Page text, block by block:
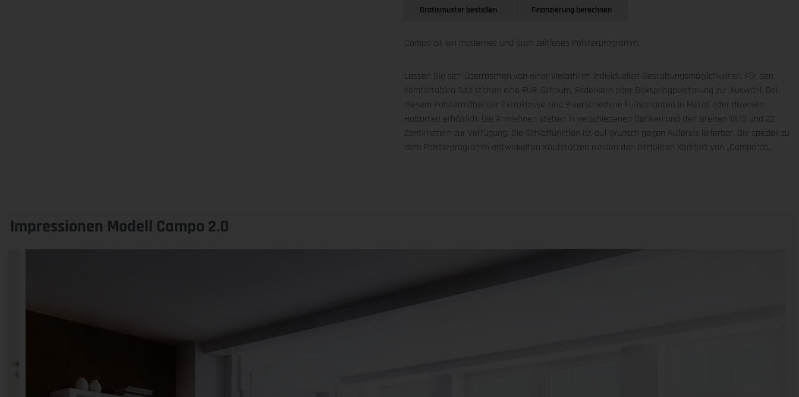
Gratismuster bestellen Finanzierung berechnen
Campo ist ein modernes und auch zeitloses Polsterprogramm.
Lassen Sie sich überraschen von einer Vielzahl an individuellen Gestaltungsmöglichkeiten. Für den
komfortablen Sitz stehen eine PUR-Schaum, Federkern oder Boxspringpolsterung zur Auswahl. Bei
diesem Polstermöbel der Extraklasse sind 9 verschiedene Fußvarianten in Metall oder diversen
Holzarten erhältlich. Die Armlehnen stehen in verschiedenen Optiken und den Breiten 13,19 und 22
Zentimetern zur Verfügung. Die Schlaffunktion ist auf Wunsch gegen Aufpreis lieferbar. Die speziell zu
dem Polsterprogramm entwickelten Kopfstützen runden den perfekten Komfort von „Campo“ab.
Impressionen Modell Campo 2.0